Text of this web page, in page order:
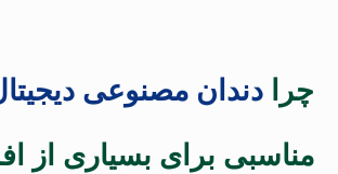
چرا دندان مصنوعی
مناسبی برای بسیاری از